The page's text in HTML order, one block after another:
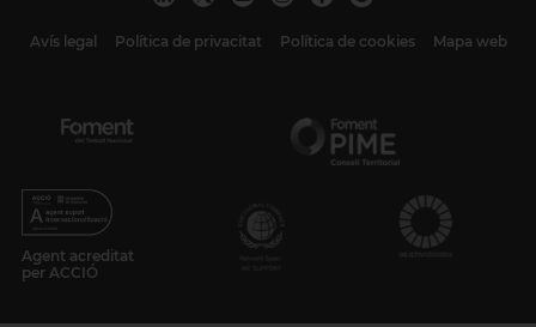
Avís legal Política de privacitat Política de cookies Mapa web
Agent acreditat
per ACCIÓ